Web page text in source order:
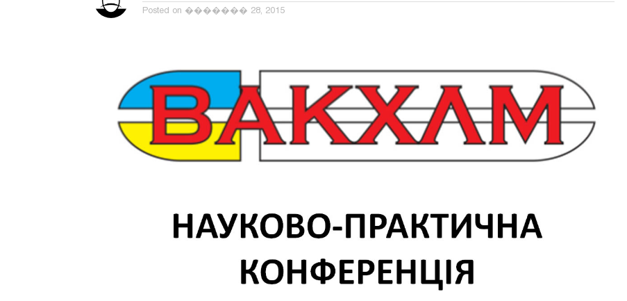
Posted on ������� 28, 2015